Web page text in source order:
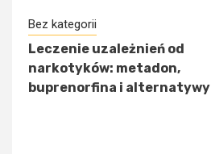
Bez kategorii
Leczenie uzależnień od
narkotyków: metadon,
buprenorfina i alternatywy